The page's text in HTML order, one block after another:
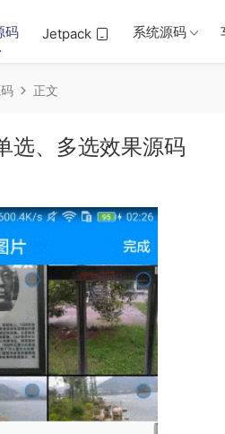
码 Jetpack 系统源码
正文
选、多选效果源码